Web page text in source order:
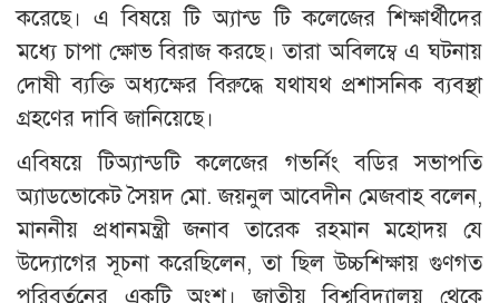
করেছে। এ বিষয়ে টি অ্যান্ড টি কলেজের শিক্ষার্থীদের
মধ্যে চাপা ক্ষোভ বিরাজ করছে। তারা অবিলম্বে এ ঘটনায়
দোষী ব্যক্তি অধ্যক্ষের বিরুদ্ধে যথাযথ প্রশাসনিক ব্যবস্থা
গ্রহণের দাবি জানিয়েছে।
এবিষয়ে টিঅ্যান্ডটি কলেজের গভর্নিং বডির সভাপতি
অ্যাডভোকেট সৈয়দ মো. জয়নুল আবেদীন মেজবাহ বলেন,
মাননীয় প্রধানমন্ত্রী জনাব তারেক রহমান মহোদয় যে
উদ্যোগের সূচনা করেছিলেন, তা ছিল উচ্চশিক্ষায় গুণগত
পরিবর্তনের একটি অংশ। জাতীয় বিশ্ববিদ্যালয় থেকে